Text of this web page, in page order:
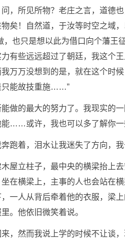
，所见所物？老庄之言，道德
矣！自然道，于汝等时空之域
也只是想以此为借口向个藩王
有些远远超过了朝廷，我这个
万万没想到的是，就在这个时
只能故技重施……”
做的最大的努力了。我现实的
能……或许，我也可以多了解你
跑着，泪水让我迷失了方向，我
屋立柱子，最中央的横梁抬上
在横梁上，主事的人也会站在
一人从背后牵着他的衣服，梁
。他依旧微笑着说。
，然而我说上学的时候不让谈